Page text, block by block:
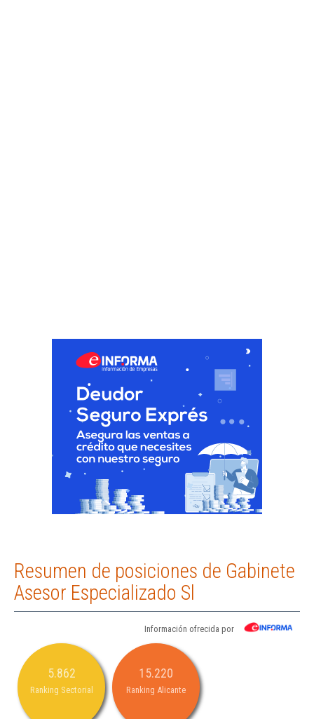
Resumen de posiciones de Gabinete
Asesor Especializado Sl
Información ofrecida por
5.862
Ranking Sectorial
15.220
Ranking Alicante